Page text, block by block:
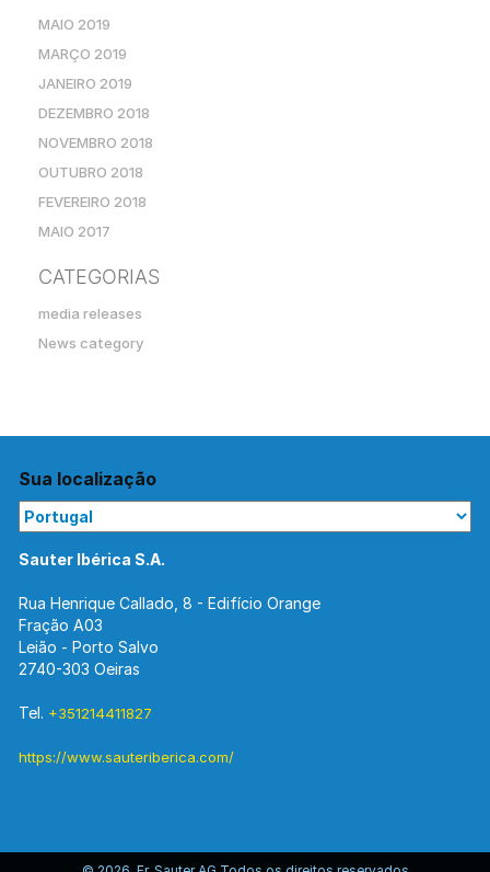
MAIO 2019
MARÇO 2019
JANEIRO 2019
DEZEMBRO 2018
NOVEMBRO 2018
OUTUBRO 2018
FEVEREIRO 2018
MAIO 2017
CATEGORIAS
media releases
News category
Sua localização
Sauter Ibérica S.A.
Rua Henrique Callado, 8 - Edifício Orange
Fração A03
Leião - Porto Salvo
2740-303 Oeiras
Tel. +351214411827
https://www.sauteriberica.com/